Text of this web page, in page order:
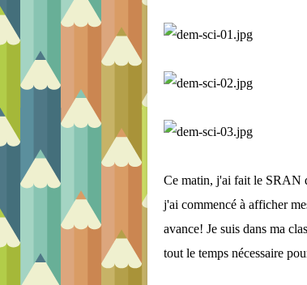
Ce matin, j'ai fait le SRAN
j'ai commencé à afficher
avance! Je suis dans ma
tout le temps nécessaire